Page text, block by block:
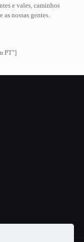
e vales, caminhos
as nossas gentes.
PT"]